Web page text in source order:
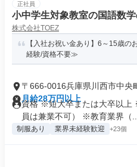
正社員
小中学生対象教室の国語数
株式会社TOEZ
【入社お祝い金あり】6～15歳
経験/資格不要≫
〒666-0016兵庫県川西市中央
月給28万円以上
資格 ※短大卒または大卒以上
員は兼業不可） ※教育業界（...
制服あり 業界未経験歓迎 +23個